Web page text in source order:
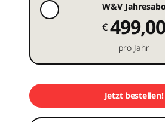
W&V Jahresabo
€
pro Jahr
Jetzt bestellen!